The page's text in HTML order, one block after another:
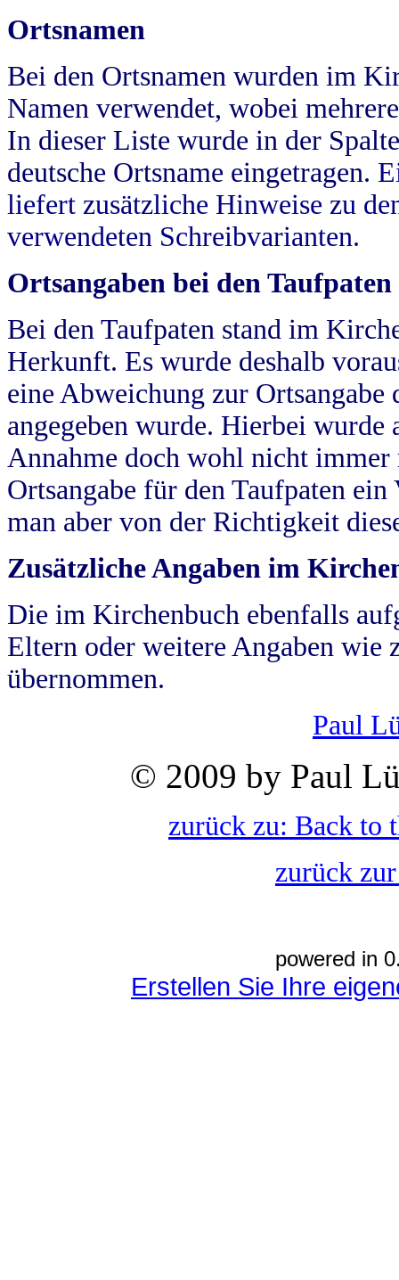
Ortsnamen
Bei den Ortsnamen wurden im
Namen verwendet, wobei
In dieser Liste wurde in der
deutsche Ortsname eingetragen.
liefert zusätzliche Hinweise zu
verwendeten Schreibvarianten.
Ortsangaben bei den Taufpaten
Bei den Taufpaten stand im
Herkunft. Es wurde deshalb
eine Abweichung zur
angegeben wurde. Hierbei wurde
Annahme doch wohl nicht
Ortsangabe für den Taufpaten
man aber von der Richtigkeit
Zusätzliche Angaben im
Die im Kirchenbuch ebenfalls
Eltern oder weitere Angaben wie
übernommen.
Paul
© 2009 by Paul
zurück zu: Back to
zurück
powered in
Erstellen Sie Ihre